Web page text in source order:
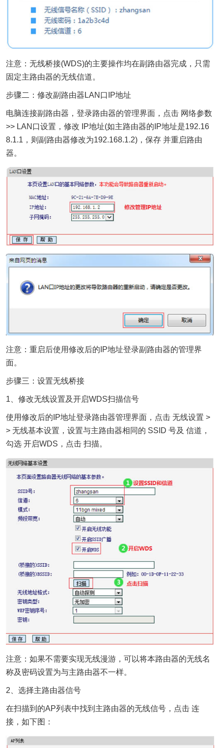
注意：无线桥接(WDS)的主要操作均在副路由器完成，只需
固定主路由器的无线信道。
步骤二：修改副路由器LAN口IP地址
电脑连接副路由器，登录路由器的管理界面，点击 网络参数
>> LAN口设置，修改 IP地址(如主路由器的IP地址是192.16
8.1.1，则副路由器修改为192.168.1.2)，保存 并重启路由
器。
注意：重启后使用修改后的IP地址登录副路由器的管理界
面。
步骤三：设置无线桥接
1、修改无线设置及开启WDS扫描信号
使用修改后的IP地址登录路由器管理界面，点击 无线设置 >
> 无线基本设置，设置与主路由器相同的 SSID 号及 信道，
勾选 开启WDS，点击 扫描。
注意：如果不需要实现无线漫游，可以将本路由器的无线名
称及密码设置为与主路由器不一样。
2、选择主路由器信号
在扫描到的AP列表中找到主路由器的无线信号，点击 连
接，如下图：